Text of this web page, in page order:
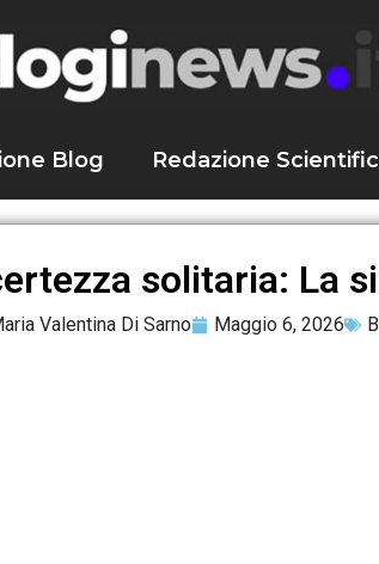
Blog Redazione Scientific
solitaria: La
Valentina Di Sarno Maggio 6, 2026